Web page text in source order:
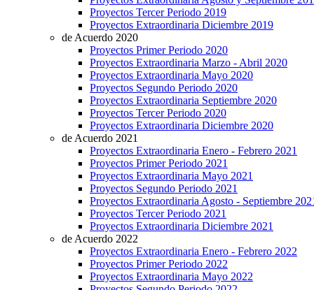
Proyectos Tercer Periodo 2019
Proyectos Extraordinaria Diciembre 2019
de Acuerdo 2020
Proyectos Primer Periodo 2020
Proyectos Extraordinaria Marzo - Abril 2020
Proyectos Extraordinaria Mayo 2020
Proyectos Segundo Periodo 2020
Proyectos Extraordinaria Septiembre 2020
Proyectos Tercer Periodo 2020
Proyectos Extraordinaria Diciembre 2020
de Acuerdo 2021
Proyectos Extraordinaria Enero - Febrero 2021
Proyectos Primer Periodo 2021
Proyectos Extraordinaria Mayo 2021
Proyectos Segundo Periodo 2021
Proyectos Extraordinaria Agosto - Septiembre
Proyectos Tercer Periodo 2021
Proyectos Extraordinaria Diciembre 2021
de Acuerdo 2022
Proyectos Extraordinaria Enero - Febrero 2022
Proyectos Primer Periodo 2022
Proyectos Extraordinaria Mayo 2022